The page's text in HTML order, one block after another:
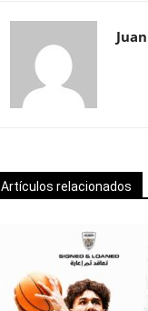
Artículos relacionados